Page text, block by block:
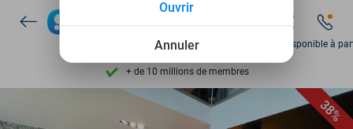
Découvrez + de 15.000 deals
+ de 10 millions de membres
9,4 basé sur
Découvrez + de 15.000 deals
Ven disponible à
38%
Annuler
Ouvrir